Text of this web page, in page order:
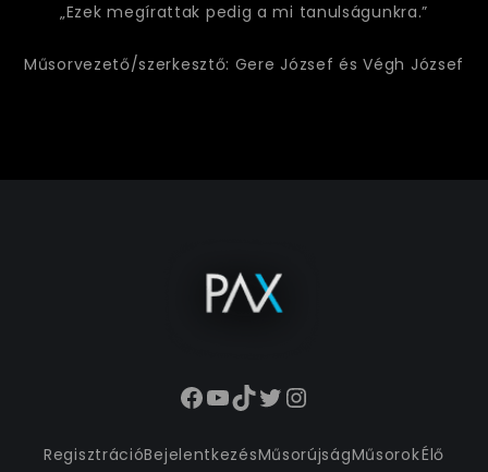
„Ezek megírattak pedig a mi tanulságunkra.”
Műsorvezető/szerkesztő: Gere József és Végh József
Facebook
YouTube
TikTok
Twitter
Instagram
RegisztrációBejelentkezésMűsorújságMűsorokÉlő